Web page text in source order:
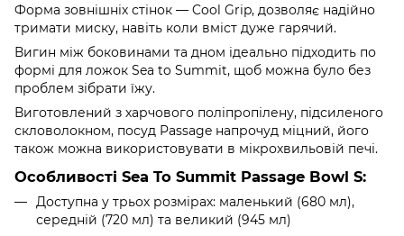
Форма зовнішніх стінок — Cool Grip, дозволяє надійно
тримати миску, навіть коли вміст дуже гарячий.
Вигин між боковинами та дном ідеально підходить по
формі для ложок Sea to Summit, щоб можна було без
проблем зібрати їжу.
Виготовлений з харчового поліпропілену, підсиленого
скловолокном, посуд Passage напрочуд міцний, його
також можна використовувати в мікрохвильовій печі.
Особливості Sea To Summit Passage Bowl S:
Доступна у трьох розмірах: маленький (680 мл),
середній (720 мл) та великий (945 мл)